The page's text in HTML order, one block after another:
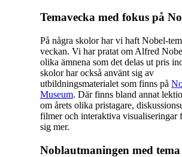
Temavecka med fokus på
På några skolor har vi haft Nobel-
veckan. Vi har pratat om Alfred
olika ämnena som det delas ut pris
skolor har också använt sig av
utbildningsmaterialet som finns på
Museum. Där finns bland annat
om årets olika pristagare,
filmer och interaktiva visualiseringar
sig mer.
Noblautmaningen med